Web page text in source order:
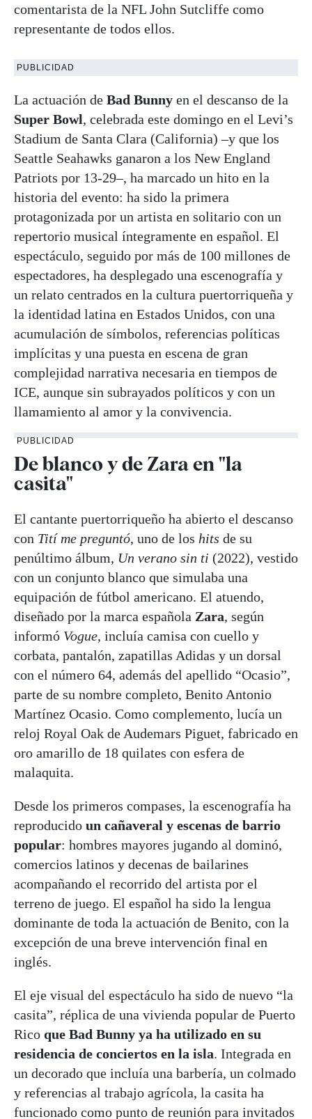
comentarista de la NFL John Sutcliffe como
representante de todos ellos.
PUBLICIDAD
La actuación de Bad Bunny en el descanso de la
Super Bowl, celebrada este domingo en el Levi’s
Stadium de Santa Clara (California) –y que los
Seattle Seahawks ganaron a los New England
Patriots por 13-29–, ha marcado un hito en la
historia del evento: ha sido la primera
protagonizada por un artista en solitario con un
repertorio musical íntegramente en español. El
espectáculo, seguido por más de 100 millones de
espectadores, ha desplegado una escenografía y
un relato centrados en la cultura puertorriqueña y
la identidad latina en Estados Unidos, con una
acumulación de símbolos, referencias políticas
implícitas y una puesta en escena de gran
complejidad narrativa necesaria en tiempos de
ICE, aunque sin subrayados políticos y con un
llamamiento al amor y la convivencia.
PUBLICIDAD
De blanco y de Zara en "la
casita"
El cantante puertorriqueño ha abierto el descanso
con Tití me preguntó, uno de los hits de su
penúltimo álbum, Un verano sin ti (2022), vestido
con un conjunto blanco que simulaba una
equipación de fútbol americano. El atuendo,
diseñado por la marca española Zara, según
informó Vogue, incluía camisa con cuello y
corbata, pantalón, zapatillas Adidas y un dorsal
con el número 64, además del apellido “Ocasio”,
parte de su nombre completo, Benito Antonio
Martínez Ocasio. Como complemento, lucía un
reloj Royal Oak de Audemars Piguet, fabricado en
oro amarillo de 18 quilates con esfera de
malaquita.
Desde los primeros compases, la escenografía ha
reproducido un cañaveral y escenas de barrio
popular: hombres mayores jugando al dominó,
comercios latinos y decenas de bailarines
acompañando el recorrido del artista por el
terreno de juego. El español ha sido la lengua
dominante de toda la actuación de Benito, con la
excepción de una breve intervención final en
inglés.
El eje visual del espectáculo ha sido de nuevo “la
casita”, réplica de una vivienda popular de Puerto
Rico que Bad Bunny ya ha utilizado en su
residencia de conciertos en la isla. Integrada en
un decorado que incluía una barbería, un colmado
y referencias al trabajo agrícola, la casita ha
funcionado como punto de reunión para invitados